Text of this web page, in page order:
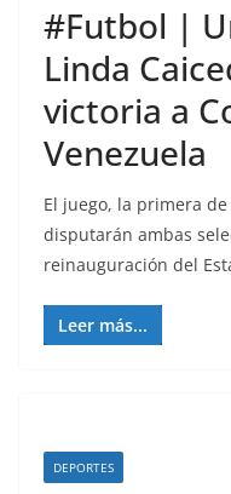
#Futbol |
Linda
victoria a
Venezuela
El juego, la primera de
disputarán ambas
reinauguración del
Leer más...
DEPORTES